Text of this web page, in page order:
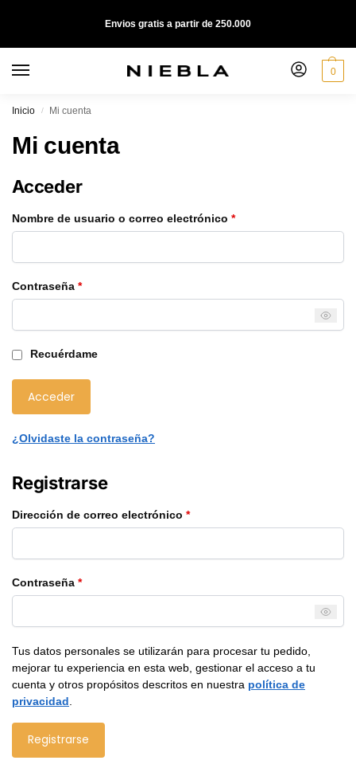
Envios gratis a partir de 250.000
0
Inicio / Mi cuenta
Mi cuenta
Acceder
Nombre de usuario o correo electrónico *
Contraseña *
Recuérdame
Acceder
¿Olvidaste la contraseña?
Registrarse
Dirección de correo electrónico *
Contraseña *
Tus datos personales se utilizarán para procesar tu pedido,
mejorar tu experiencia en esta web, gestionar el acceso a tu
cuenta y otros propósitos descritos en nuestra política de
privacidad
Registrarse